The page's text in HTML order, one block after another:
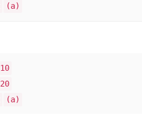
(a)
10
20
(a)